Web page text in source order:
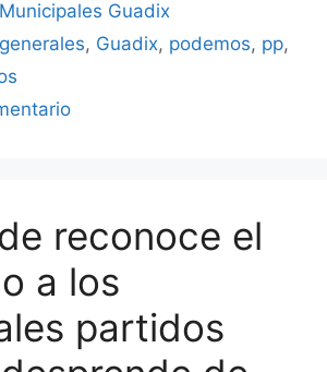
Guadix
, Guadix, podemos, pp,
reconoce el
a los
partidos